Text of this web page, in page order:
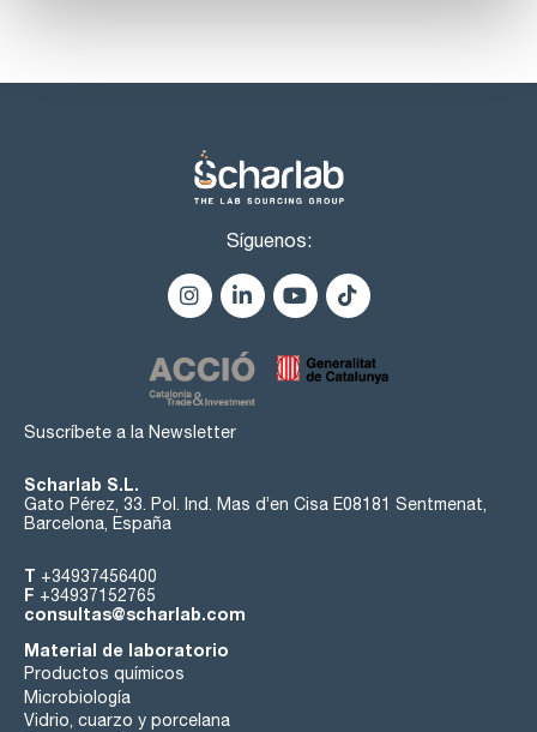
Síguenos:
Suscríbete a la Newsletter
Scharlab S.L.
Gato Pérez, 33. Pol. Ind. Mas d’en Cisa E08181 Sentmenat,
Barcelona, España
T +34937456400
F +34937152765
consultas@scharlab.com
Material de laboratorio
Productos químicos
Microbiología
Vidrio, cuarzo y porcelana